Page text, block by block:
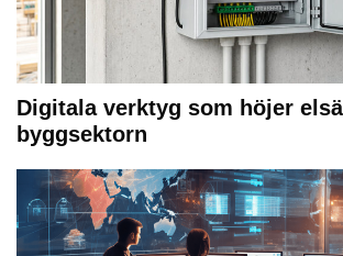
Digitala verktyg som höjer
byggsektorn